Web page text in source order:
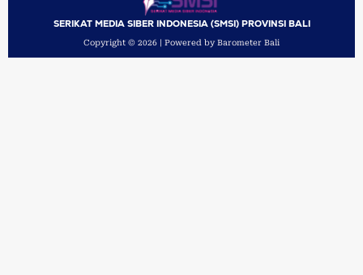
SERIKAT MEDIA SIBER INDONESIA (SMSI) PROVINSI BALI
Copyright © 2026 | Powered by Barometer Bali